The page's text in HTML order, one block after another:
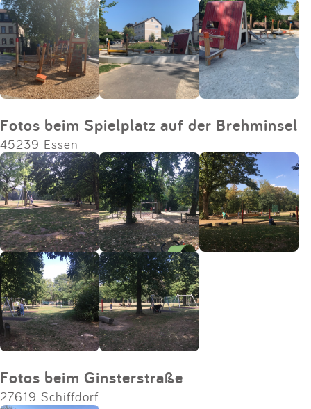
Fotos beim Spielplatz auf der Brehminsel
45239 Essen
Fotos beim Ginsterstraße
27619 Schiffdorf